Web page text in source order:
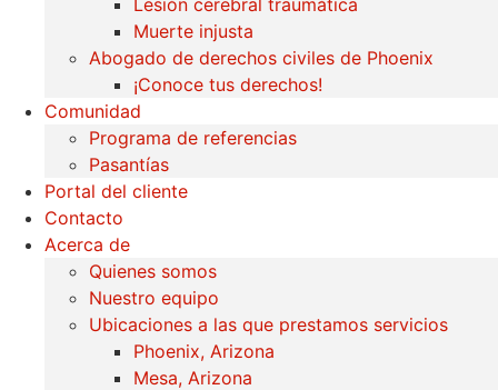
Lesión cerebral traumática
Muerte injusta
Abogado de derechos civiles de Phoenix
¡Conoce tus derechos!
Comunidad
Programa de referencias
Pasantías
Portal del cliente
Contacto
Acerca de
Quienes somos
Nuestro equipo
Ubicaciones a las que prestamos servicios
Phoenix, Arizona
Mesa, Arizona